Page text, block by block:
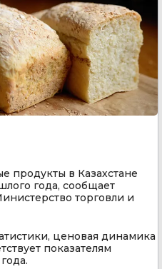
продукты в Казахстане
года, сообщает
торговли и
ценовая динамика
показателям